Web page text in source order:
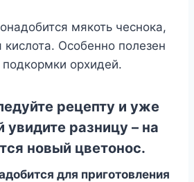
мякоть чеснока,
кислота. Особенно полезен
подкормки орхидей.
рецепту и уже
увидите разницу – на
новый цветонос.
для приготовления